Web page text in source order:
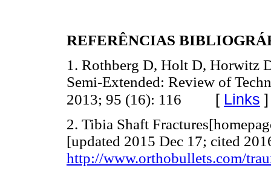
REFERÊNCIAS
1. Rothberg D, Holt D, Horwitz
Semi-Extended: Review of
2013; 95 (16): 116 [ Links ]
2. Tibia Shaft
[updated 2015 Dec 17; cited
http://www.orthobullets.com/